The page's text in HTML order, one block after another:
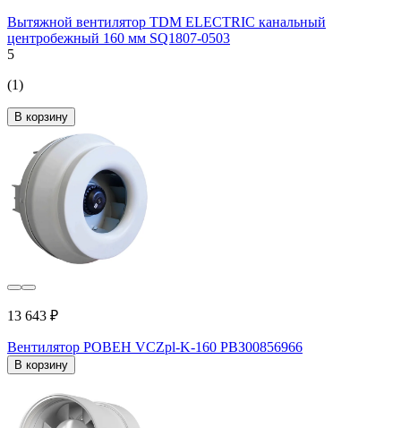
Вытяжной вентилятор TDM ELECTRIC канальный
центробежный 160 мм SQ1807-0503
5
(1)
В корзину
13 643 ₽
Вентилятор РОВЕН VCZpl-K-160 РВЗ00856966
В корзину